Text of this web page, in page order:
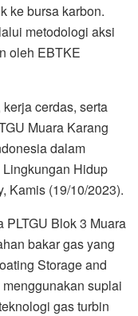
ke bursa karbon.
metodologi aksi
oleh EBTKE
cerdas, serta
Muara Karang
dalam
Hidup
Kamis (19/10/2023).
Blok 3 Muara
bakar gas yang
Storage and
suplai
gas turbin